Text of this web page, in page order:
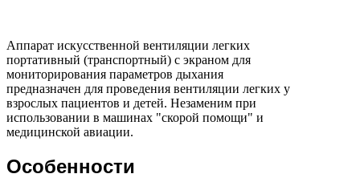
Аппарат искусственной вентиляции легких
портативный (транспортный) с экраном для
мониторирования параметров дыхания
предназначен для проведения вентиляции легких у
взрослых пациентов и детей. Незаменим при
использовании в машинах "скорой помощи" и
медицинской авиации.
Особенности